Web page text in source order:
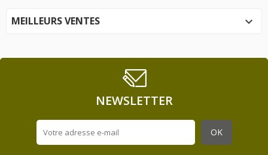
MEILLEURS VENTES 
NEWSLETTER